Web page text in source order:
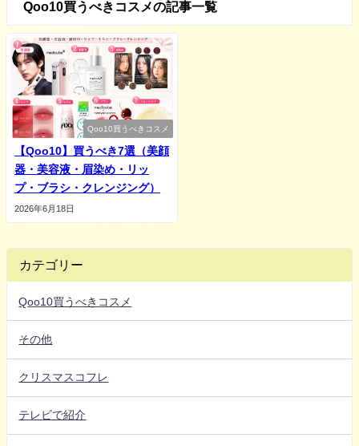
Qoo10買うべきコスメの記事一覧
Qoo10買うべきコスメ
【Qoo10】買うべき7選（美顔
器・美容液・眉染め・リッ
プ・ブラシ・クレンジング）
2026年6月18日
カテゴリー
Qoo10買うべきコスメ
その他
クリスマスコフレ
テレビで紹介